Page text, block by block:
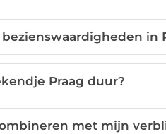
in
Praag duur?
met mijn